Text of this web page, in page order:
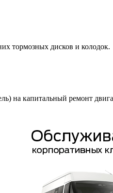
тормозных дисков и колодок.
на капитальный ремонт